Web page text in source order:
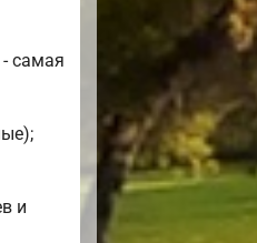
самая
и